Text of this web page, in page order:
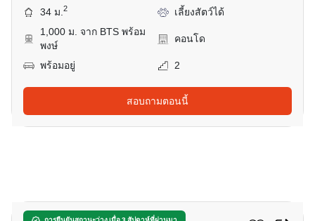
34 ม.2
เลี้ยงสัตว์ได้
1,000 ม. จาก BTS พร้อม
พงษ์
คอนโด
พร้อมอยู่ 2
สอบถามตอนนี้